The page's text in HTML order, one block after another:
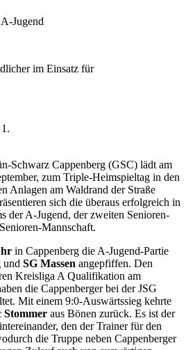
Jugend
im Einsatz für
Schwarz Cappenberg (GSC) lädt am
zum Triple-Heimspieltag in den
Anlagen am Waldrand der Straße
sich die überaus erfolgreich in
der A-Jugend, der zweiten Senioren-
Mannschaft.
in Cappenberg die A-Jugend-Partie
und SG Massen angepfiffen. Den
Kreisliga A Qualifikation am
die Cappenberger bei der JSG
Mit einem 9:0-Auswärtssieg kehrte
Stommer aus Bönen zurück. Es ist der
den der Trainer für den
die Truppe neben Cappenberger